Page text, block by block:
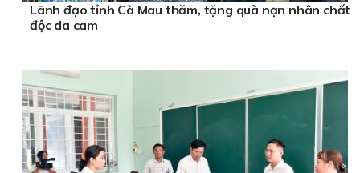
Lãnh đạo tỉnh Cà Mau thăm, tặng quà nạn nhân chất
độc da cam